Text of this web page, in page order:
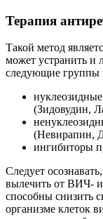
Терапия
Такой метод
может устранить и
следующие группы
(Зидовудин,
(Невирапин,
ингибиторы
Следует
вылечить от ВИЧ-
способны снизить
организме клеток